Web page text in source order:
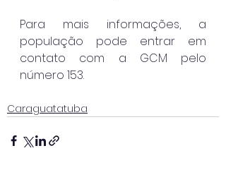
Para mais informações, a
população pode entrar em
contato com a GCM pelo
número 153.
Caraguatatuba